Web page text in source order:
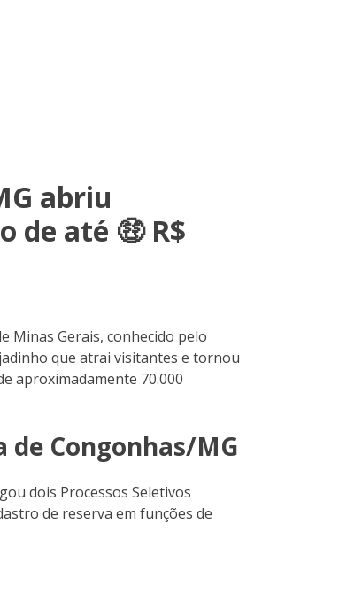
abriu
de até 🤑 R$
Minas Gerais, conhecido pelo
que atrai visitantes e tornou
aproximadamente 70.000
de Congonhas/MG
dois Processos Seletivos
de reserva em funções de